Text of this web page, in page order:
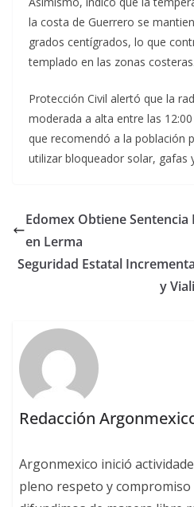
la costa de Guerrero se
grados centígrados, lo que
templado en las zonas costeras.
Protección Civil alertó que la
moderada a alta entre las
que recomendó a la población
utilizar bloqueador solar, gafas
Edomex Obtiene
en Lerma
Seguridad Estatal
y
Redacción
Argonmexico inició
pleno respeto y